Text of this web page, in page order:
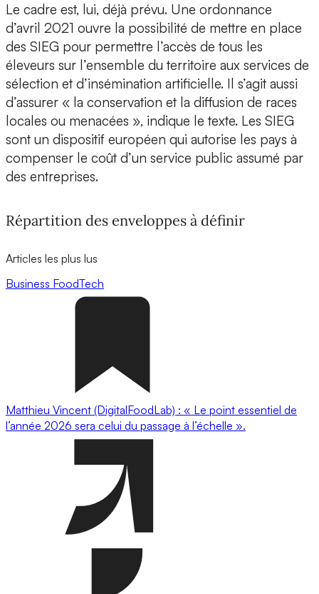
Le cadre est, lui, déjà prévu. Une ordonnance
d’avril 2021 ouvre la possibilité de mettre en place
des SIEG pour permettre l’accès de tous les
éleveurs sur l’ensemble du territoire aux services de
sélection et d’insémination artificielle. Il s’agit aussi
d’assurer « la conservation et la diffusion de races
locales ou menacées », indique le texte. Les SIEG
sont un dispositif européen qui autorise les pays à
compenser le coût d’un service public assumé par
des entreprises.
Répartition des enveloppes à définir
Articles les plus lus
Business FoodTech
Matthieu Vincent (DigitalFoodLab) : « Le point essentiel de
l’année 2026 sera celui du passage à l’échelle ».